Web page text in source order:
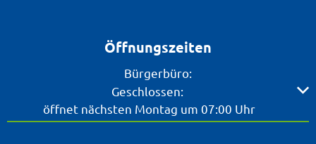
Öffnungszeiten
Bürgerbüro:
Klicken, um weitere Öffnungs- oder Schließzeiten
Geschlossen:
öffnet nächsten Montag um 07:00 Uhr